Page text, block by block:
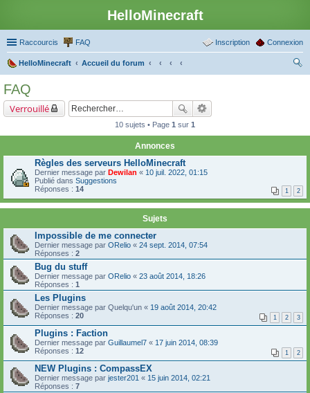
HelloMinecraft
Raccourcis FAQ Connexion
Inscription
HelloMinecraft
Accueil du forum
FAQ
Verrouillé
10 sujets • Page 1 sur 1
Annonces
Règles des serveurs HelloMinecraft
Dernier message par Dewilan « 10 juil. 2022, 01:15
Publié dans Suggestions
Réponses : 14 1 2
Sujets
Impossible de me connecter
Dernier message par ORelio « 24 sept. 2014, 07:54
Réponses : 2
Bug du stuff
Dernier message par ORelio « 23 août 2014, 18:26
Réponses : 1
Les Plugins
Dernier message par Quelqu'un « 19 août 2014, 20:42
Réponses : 20 1 2 3
Plugins : Faction
Dernier message par Guillaumel7 « 17 juin 2014, 08:39
Réponses : 12 1 2
NEW Plugins : CompassEX
Dernier message par jester201 « 15 juin 2014, 02:21
Réponses : 7